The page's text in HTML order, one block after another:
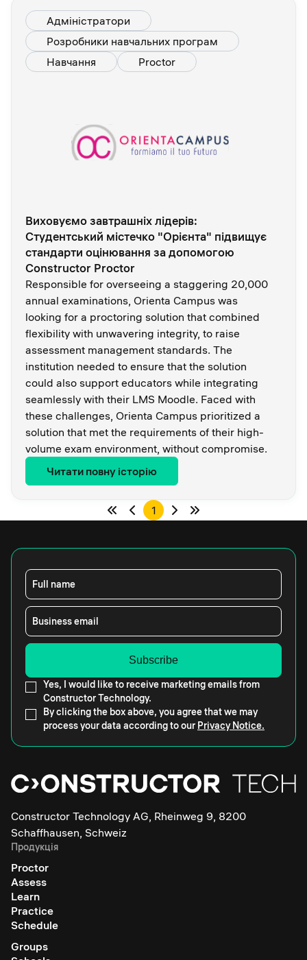
Адміністратори
Розробники навчальних програм
Навчання
Proctor
Виховуємо завтрашніх лідерів:
Студентський містечко "Орієнта" підвищує
стандарти оцінювання за допомогою
Constructor Proctor
Responsible for overseeing a staggering 20,000
annual examinations, Orienta Campus was
looking for a proctoring solution that combined
flexibility with unwavering integrity, to raise
assessment management standards. The
institution needed to ensure that the solution
could also support educators while integrating
seamlessly with their LMS Moodle. Faced with
these challenges, Orienta Campus prioritized a
solution that met the requirements of their high-
volume exam environment, without compromise.
Читати повну історію
1
Full name
Business email
Yes, I would like to receive marketing emails from
Constructor Technology.
By clicking the box above, you agree that we may
process your data according to our Privacy Notice.
Constructor Technology AG, Rheinweg 9, 8200
Schaffhausen, Schweiz
Продукція
Proctor
Assess
Learn
Practice
Schedule
Groups